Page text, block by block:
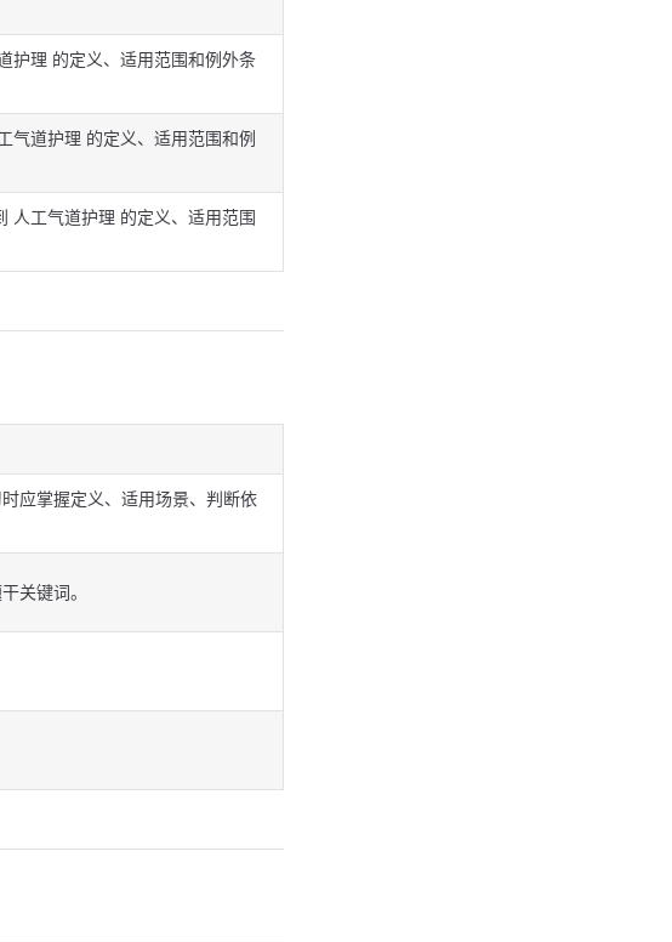
护理 的定义、适用范围和例外条
气道护理 的定义、适用范围和例
人工气道护理 的定义、适用范围
应掌握定义、适用场景、判断依
关键词。